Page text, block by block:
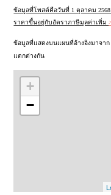
ข้อมูลที่โพสต์คือวันที่ 1 ตุลาคม
ราคาขึ้นอยู่กับอัตราภาษีมูลค่าเพิ่ม
ข้อมูลที่แสดงบนแผนที่อ้างอิงมาจา
แตกต่างกัน
+
−